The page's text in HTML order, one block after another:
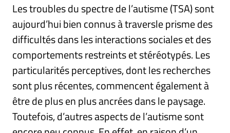
Les troubles du spectre de l’autisme (TSA) sont
aujourd’hui bien connus à traversle prisme des
difficultés dans les interactions sociales et des
comportements restreints et stéréotypés. Les
particularités perceptives, dont les recherches
sont plus récentes, commencent également à
être de plus en plus ancrées dans le paysage.
Toutefois, d’autres aspects de l’autisme sont